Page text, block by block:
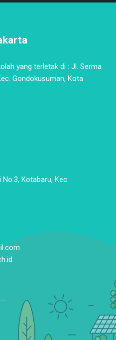
yang terletak di : Jl. Serma
Gondokusuman, Kota
Kotabaru, Kec.